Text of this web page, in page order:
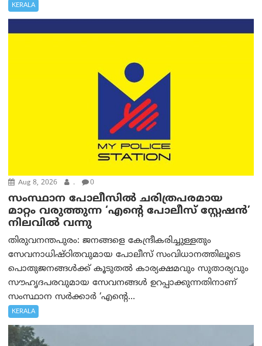
KERALA
Aug 8, 2026 . 0
സംസ്ഥാന പോലീസിൽ ചരിത്രപരമായ
മാറ്റം വരുത്തുന്ന ‘എന്റെ പോലീസ് സ്റ്റേഷൻ’
നിലവില്‍ വന്നു
തിരുവനന്തപുരം: ജനങ്ങളെ കേന്ദ്രീകരിച്ചുള്ളതും
സേവനാധിഷ്ഠിതവുമായ പോലീസ് സംവിധാനത്തിലൂടെ
പൊതുജനങ്ങൾക്ക് കൂടുതൽ കാര്യക്ഷമവും സുതാര്യവും
സൗഹൃദപരവുമായ സേവനങ്ങൾ ഉറപ്പാക്കുന്നതിനാണ്
സംസ്ഥാന സർക്കാർ ‘എന്റെ...
KERALA